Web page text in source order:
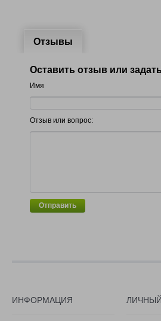
Отзывы
Оставить отзыв или
Имя
Отзыв или вопрос:
Отправить
ИНФОРМАЦИЯ